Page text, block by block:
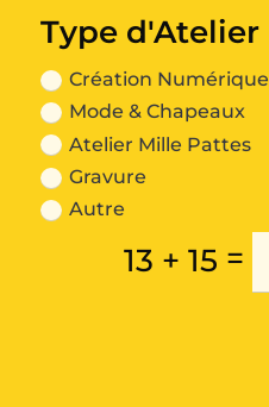
Type d'Atelier
Création Numérique
Mode & Chapeaux
Atelier Mille Pattes
Gravure
Autre
13 + 15 =